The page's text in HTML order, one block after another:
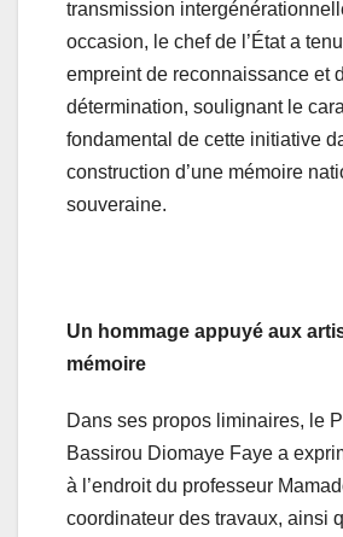
transmission
occasion, le chef de l’État a
empreint de reconnaissance et
détermination, soulignant le
fondamental de cette initiative
construction d’une mémoire
souveraine.
Un hommage appuyé aux
mémoire
Dans ses propos liminaires, le
Bassirou Diomaye Faye a
à l’endroit du professeur
coordinateur des travaux, ainsi